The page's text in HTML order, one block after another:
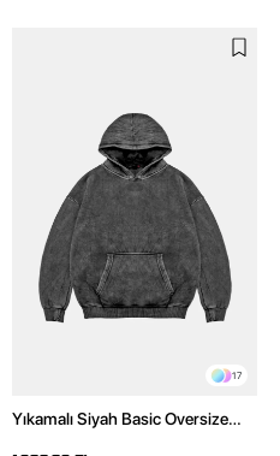
17
Yıkamalı Siyah Basic Oversize